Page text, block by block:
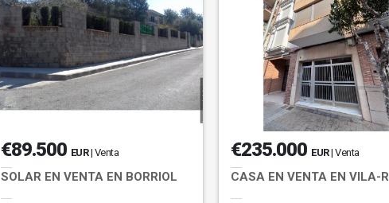
€89.500 EUR | Venta
SOLAR EN VENTA EN BORRIOL
€235.000 EUR| Venta
CASA EN VENTA EN VILA-